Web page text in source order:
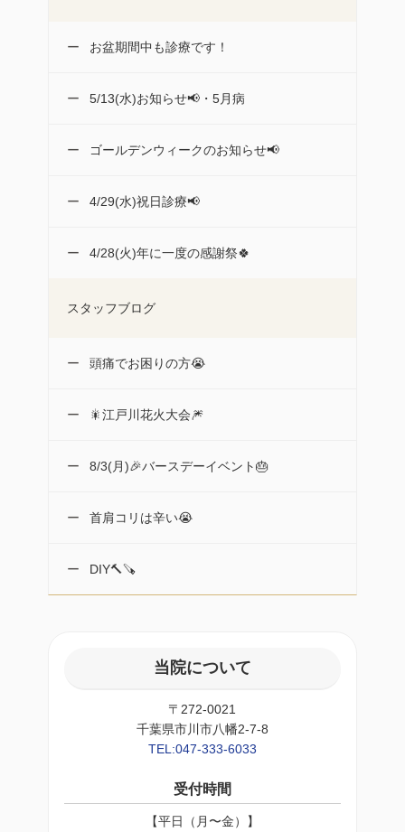
お盆期間中も診療です！
5/13(水)お知らせ📢・5月病
ゴールデンウィークのお知らせ📢
4/29(水)祝日診療📢
4/28(火)年に一度の感謝祭🍀
スタッフブログ
頭痛でお困りの方😭
🎇江戸川花火大会🎆
8/3(月)🎉バースデーイベント🎂
首肩コリは辛い😭
DIY🔨🪚
当院について
〒272-0021
千葉県市川市八幡2-7-8
TEL:047-333-6033
受付時間
【平日（月〜金）】